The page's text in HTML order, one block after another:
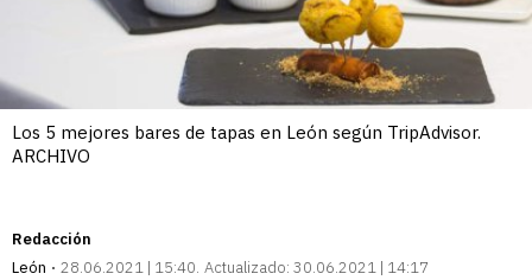
Los 5 mejores bares de tapas en León según TripAdvisor.
ARCHIVO
Redacción
León
28.06.2021 | 15:40 Actualizado: 30.06.2021 | 14:17